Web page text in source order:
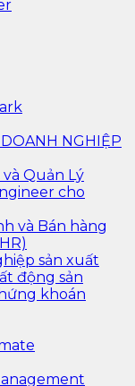
NGHIỆP
Quản Lý
cho
và Bán hàng
sản xuất
động sản
khoán